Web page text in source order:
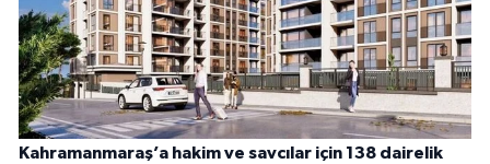
Kahramanmaraş’a hakim ve savcılar için 138 dairelik